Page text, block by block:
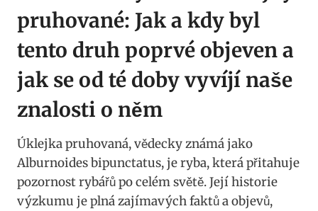
pruhované: Jak a kdy byl
tento druh⁢ poprvé ‍objeven a
jak se​ od té doby⁤ vyvíjí naše
⁤znalosti o něm
Úklejka ‌pruhovaná, vědecky známá jako
Alburnoides bipunctatus, je ryba, která přitahuje
pozornost rybářů po⁣ celém světě. Její historie⁣
výzkumu je plná zajímavých faktů a ‌objevů,